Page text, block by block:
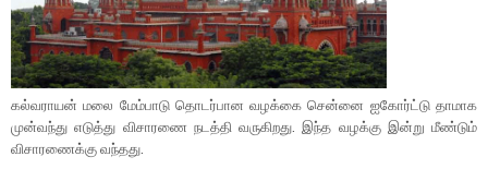
கல்வராயன் மலை மேம்பாடு தொடர்பான வழக்கை சென்னை ஐகோர்ட்டு தாமாக
முன்வந்து எடுத்து விசாரணை நடத்தி வருகிறது. இந்த வழக்கு இன்று மீண்டும்
விசாரணைக்கு வந்தது.